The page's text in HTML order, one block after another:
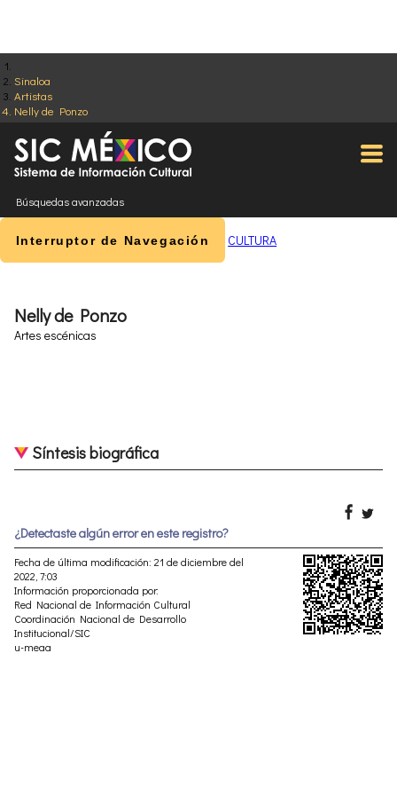
Sinaloa
Artistas
Nelly de Ponzo
Búsquedas avanzadas
Interruptor de Navegación CULTURA
Nelly de Ponzo
Artes escénicas
Síntesis biográfica
¿Detectaste algún error en este registro?
Fecha de última modificación: 21 de diciembre del
2022, 7:03
Información proporcionada por:
Red Nacional de Información Cultural
Coordinación Nacional de Desarrollo
Institucional/SIC
u-meaa